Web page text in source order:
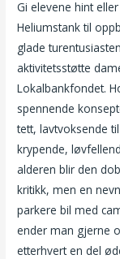
Gi elevene hint
Heliumstank til
glade
aktivitetsstøtte
Lokalbankfondet.
spennende
tett, lavtvoksende
krypende,
alderen blir den
kritikk, men en
parkere bil med
ender man gjerne
etterhvert en del